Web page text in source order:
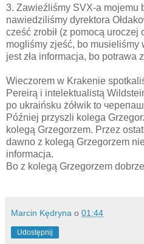
3. Zawieźliśmy SVX-a mojemu
nawiedziliśmy dyrektora
cześć zrobił (z pomocą
mogliśmy zjeść, bo musieliśmy
jest zła informacja, bo potrawa
Wieczorem w Krakenie
Pereirą i intelektualistą
po ukraińsku żółwik to
Później przyszli kolega
kolegą Grzegorzem. Przez
dawno z kolegą Grzegorzem
informacja.
Bo z kolegą Grzegorzem
Marcin Kędryna o 01:44
Udostępnij